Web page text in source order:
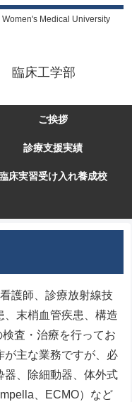
Medical University
臨床工学部
ご挨拶
診療支援実績
臨床実習受け入れ養成校
護師、診療放射線技
、末梢血管疾患、構造
査・治療を行ってお
が主な業務ですが、必
器、除細動器、体外式
、ECMO）など